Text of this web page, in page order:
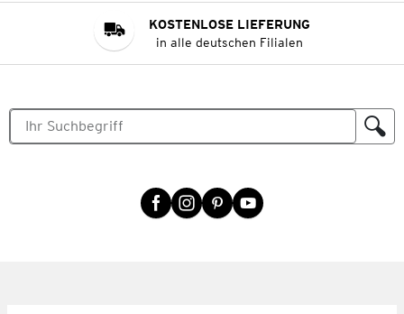
KOSTENLOSE LIEFERUNG
in alle deutschen Filialen